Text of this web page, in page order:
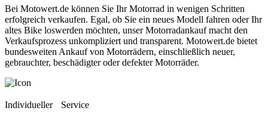
Bei Motowert.de können Sie Ihr Motorrad in wenigen Schritten
erfolgreich verkaufen. Egal, ob Sie ein neues Modell fahren oder Ihr
altes Bike loswerden möchten, unser Motorradankauf macht den
Verkaufsprozess unkompliziert und transparent. Motowert.de bietet
bundesweiten Ankauf von Motorrädern, einschließlich neuer,
gebrauchter, beschädigter oder defekter Motorräder.
Individueller Service